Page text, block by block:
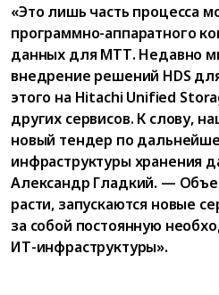
«Это лишь часть процесса
программно-аппаратного
данных для МТТ. Недавно
внедрение решений HDS
этого на Hitachi Unified
других сервисов. К слову,
новый тендер по
инфраструктуры хранения
Александр Гладкий. —
расти, запускаются новые
за собой постоянную
ИТ-инфраструктуры».